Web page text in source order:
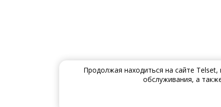
Продолжая находиться на сайте
обслуживания, а